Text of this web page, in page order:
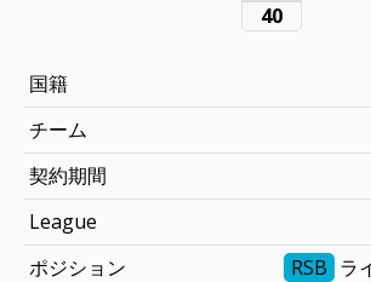
40
国籍
チーム
契約期間
League
ポジション
RSB ラ